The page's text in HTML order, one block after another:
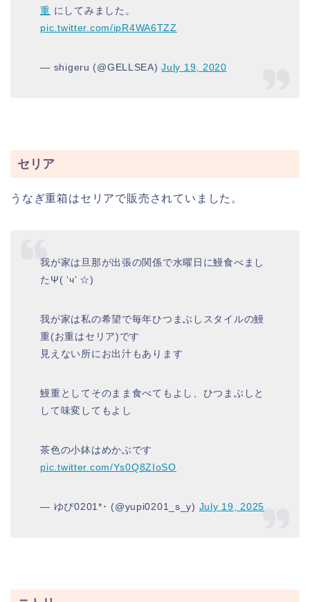
重 にしてみました。
pic.twitter.com/ipR4WA6TZZ
— shigeru (@GELLSEA)July 19, 2020
セリア
うなぎ重箱はセリアで販売されていました。
我が家は旦那が出張の関係で水曜日に鰻食べまし
たΨ( ‘ч’ ☆)
我が家は私の希望で毎年ひつまぶしスタイルの鰻
重(お重はセリア)です
見えない所にお出汁もあります
鰻重としてそのまま食べてもよし、ひつまぶしと
して味変してもよし
茶色の小鉢はめかぶです
pic.twitter.com/Ys0Q8ZIoSO
— ゆぴ0201*･ (@yupi0201_s_y) July 19, 2025